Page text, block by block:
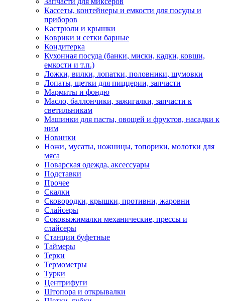
Кассеты, контейнеры и емкости для посуды и
приборов
Кастрюли и крышки
Коврики и сетки барные
Кондитерка
Кухонная посуда (банки, миски, кадки, ковши,
емкости и т.п.)
Ложки, вилки, лопатки, половники, шумовки
Лопаты, щетки для пиццерии, запчасти
Мармиты и фондю
Масло, баллончики, зажигалки, запчасти к
светильникам
Машинки для пасты, овощей и фруктов, насадки к
ним
Новинки
Ножи, мусаты, ножницы, топорики, молотки для
мяса
Поварская одежда, аксессуары
Подставки
Прочее
Скалки
Сковородки, крышки, противни, жаровни
Слайсеры
Соковыжималки механические, прессы и
слайсеры
Станции буфетные
Таймеры
Терки
Термометры
Турки
Центрифуги
Штопора и открывалки